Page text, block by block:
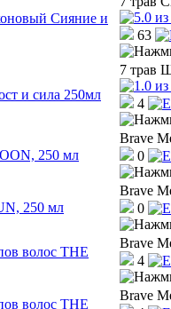
63
7 трав
4
Brave
0
Brave
0
Brave
4
Brave